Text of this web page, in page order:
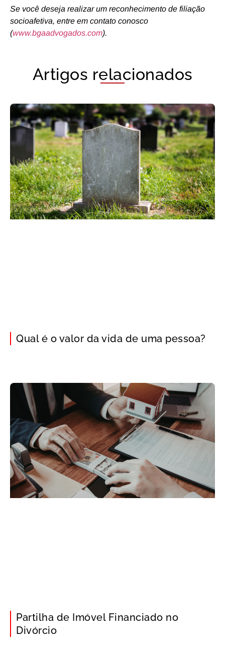
Se você deseja realizar um reconhecimento de filiação
socioafetiva, entre em contato conosco
(www.bgaadvogados.com).
Artigos relacionados
Qual é o valor da vida de uma pessoa?
Partilha de Imóvel Financiado no
Divórcio